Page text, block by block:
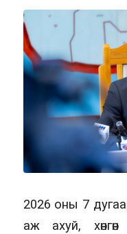
2026 оны 7 дугаар
аж ахуй,